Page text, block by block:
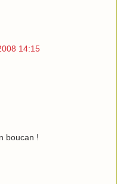
14:15
boucan !